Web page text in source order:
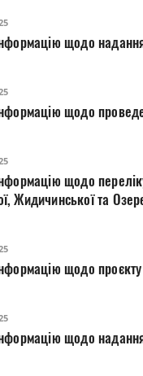
щодо надання
щодо
щодо
Жидичинської та
щодо проєкту
щодо надання